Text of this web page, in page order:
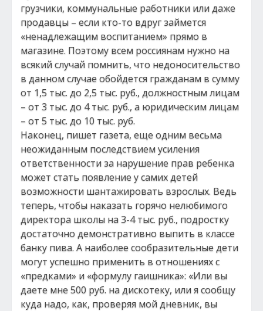
грузчики, коммунальные работники или даже
продавцы – если кто-то вдруг займется
«ненадлежащим воспитанием» прямо в
магазине. Поэтому всем россиянам нужно на
всякий случай помнить, что недоносительство
в данном случае обойдется гражданам в сумму
от 1,5 тыс. до 2,5 тыс. руб., должностным лицам
– от 3 тыс. до 4 тыс. руб., а юридическим лицам
– от 5 тыс. до 10 тыс. руб.
Наконец, пишет газета, еще одним весьма
неожиданным последствием усиления
ответственности за нарушение прав ребенка
может стать появление у самих детей
возможности шантажировать взрослых. Ведь
теперь, чтобы наказать горячо нелюбимого
директора школы на 3-4 тыс. руб., подростку
достаточно демонстративно выпить в классе
банку пива. А наиболее сообразительные дети
могут успешно применить в отношениях с
«предками» и «формулу гаишника»: «Или вы
даете мне 500 руб. на дискотеку, или я сообщу
куда надо, как, проверяя мой дневник, вы